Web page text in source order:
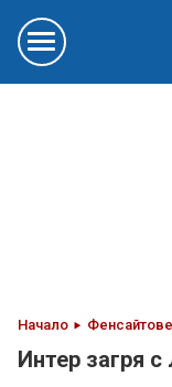
Начало Фенсайтове
Интер загря